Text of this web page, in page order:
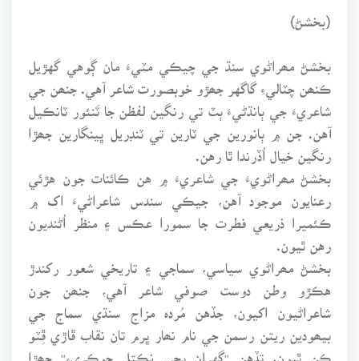
(بخشڻ)
بخشڻ مھراڻوي سنڌ جي چيڪي مٽيءَ مان ڳوهي گهڙيل
ڪنھن چٽاليءِ گاگهر جھڙو خوبصورت شاعر آهي. جنھن جي
شاعريءَ جي ٻانڌڻيءَ ٻٽ تي رنگين لفظن جا ٽَنئور ٽانڪيل
آهن. جن ۾ ٻانورين جي ٽارين تي ٽنڊريل ڀينگارين جھڙا
رنگين خيال اُڏرندا ٿا رهن.
بخشڻ مھراڻويءَ جي شاعريءَ ۾ هن ڪائنات جون هڙئي
رعنايون موجود آهن، جيڪي سندس شاعراڻيءَ اک ۾
ڪئميرا ذريعي فطرت جا سمورا عڪس ۽ منظر اُڻنديون
رهن ٿيون.
بخشڻ مھراڻوي سياسي، سماجي ۽ تاريخي شعور رکندڙ
هڪڙو وطن دوست صوفي شاعر آهي، جنھن جون
شاعراڻيون اکيون، جڏهن مُردہ مزاج سنڌي سماج جي
بيھودين ريتن رسمن جي نام نھار ڀرم تان نقاب ڦاڙي ڦِٽو
ڪن ٿيون، تڏهن ''گهران ڀڄي نڪتل ڇوڪريء'' جھڙا